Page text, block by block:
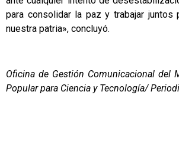
para consolidar la paz y trabajar juntos
nuestra patria», concluyó.
Oficina de Gestión Comunicacional del
Popular para Ciencia y Tecnología/